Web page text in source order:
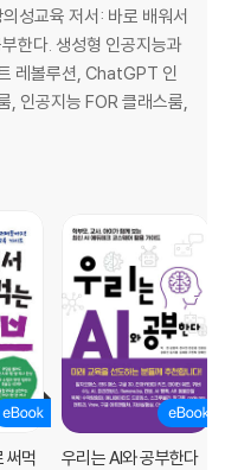
성교육 저서: 바로 배워서
한다. 생성형 인공지능과
레볼루션, ChatGPT 인
인공지능 FOR 클래스룸,
써먹
우리는 AI와 공부한다